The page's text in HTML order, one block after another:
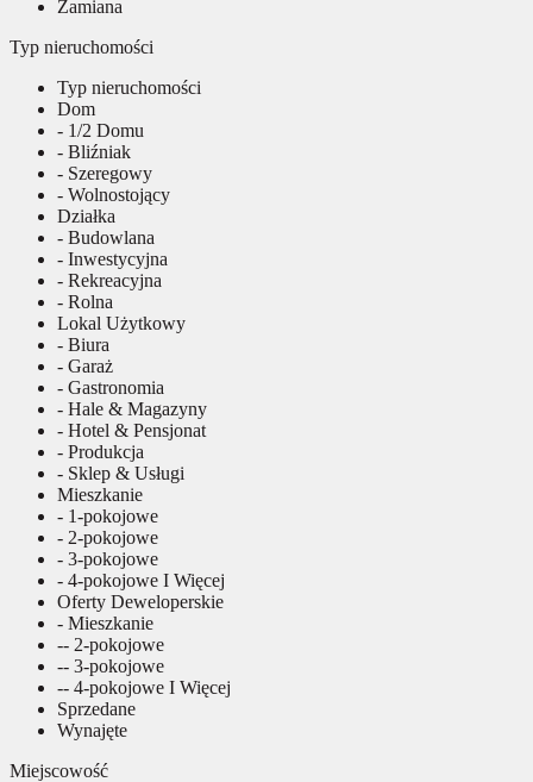
Zamiana
Typ nieruchomości
Typ nieruchomości
Dom
- 1/2 Domu
- Bliźniak
- Szeregowy
- Wolnostojący
Działka
- Budowlana
- Inwestycyjna
- Rekreacyjna
- Rolna
Lokal Użytkowy
- Biura
- Garaż
- Gastronomia
- Hale & Magazyny
- Hotel & Pensjonat
- Produkcja
- Sklep & Usługi
Mieszkanie
- 1-pokojowe
- 2-pokojowe
- 3-pokojowe
- 4-pokojowe I Więcej
Oferty Deweloperskie
- Mieszkanie
-- 2-pokojowe
-- 3-pokojowe
-- 4-pokojowe I Więcej
Sprzedane
Wynajęte
Miejscowość